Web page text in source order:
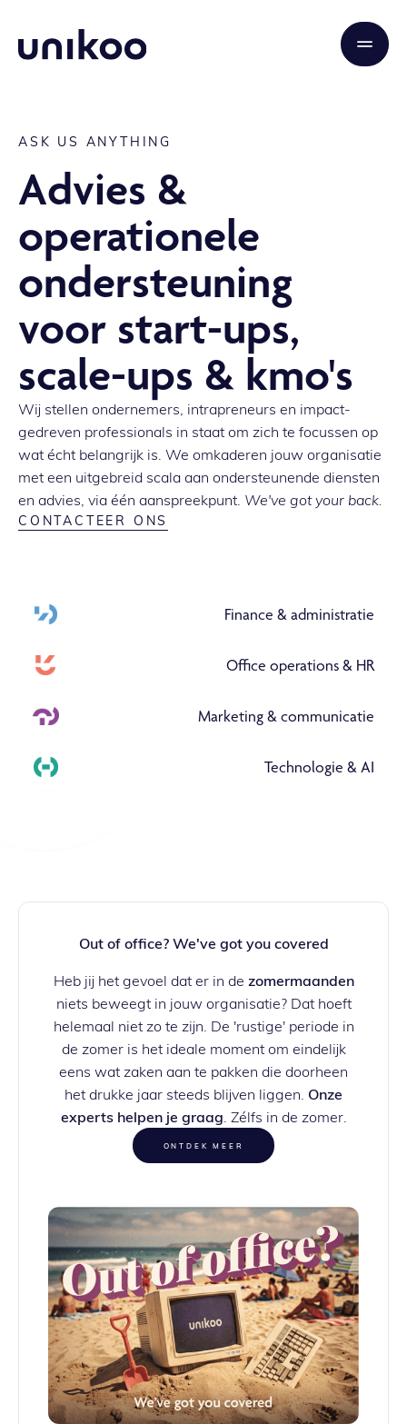
ASK US ANYTHING
Advies &
operationele
ondersteuning
voor start-ups,
scale-ups & kmo's
Wij stellen ondernemers, intrapreneurs en impact-
gedreven professionals in staat om zich te focussen op
wat écht belangrijk is. We omkaderen jouw organisatie
met een uitgebreid scala aan ondersteunende diensten
en advies, via één aanspreekpunt. We've got your back.
CONTACTEER ONS
Finance & administratie
Office operations & HR
Marketing & communicatie
Technologie & AI
Out of office? We've got you covered
Heb jij het gevoel dat er in de zomermaanden
niets beweegt in jouw organisatie? Dat hoeft
helemaal niet zo te zijn. De 'rustige' periode in
de zomer is het ideale moment om eindelijk
eens wat zaken aan te pakken die doorheen
het drukke jaar steeds blijven liggen. Onze
experts helpen je graag . Zélfs in de zomer.
ONTDEK MEER